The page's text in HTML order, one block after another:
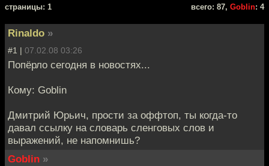
cтраницы: 1 всего: 87, Goblin: 4
Rinaldo »
#1 | 07.02.08 03:26
Попёрло сегодня в новостях...
Кому: Goblin
Дмитрий Юрьич, прости за оффтоп, ты когда-то
давал ссылку на словарь сленговых слов и
выражений, не напомнишь?
Goblin »